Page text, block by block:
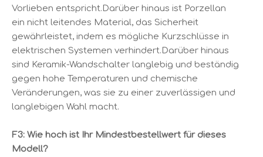
Vorlieben entspricht.Darüber hinaus ist Porzellan
ein nicht leitendes Material, das Sicherheit
gewährleistet, indem es mögliche Kurzschlüsse in
elektrischen Systemen verhindert.Darüber hinaus
sind Keramik-Wandschalter langlebig und beständig
gegen hohe Temperaturen und chemische
Veränderungen, was sie zu einer zuverlässigen und
langlebigen Wahl macht.
F3: Wie hoch ist Ihr Mindestbestellwert für dieses
Modell?